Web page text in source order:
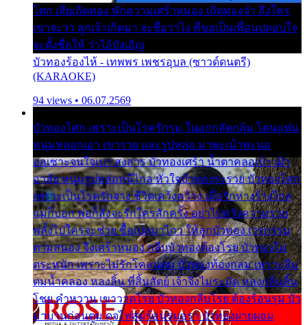
โศก เสียเถิดทอง พักความเศร้าหมอง เถิดทองจ๋า ถึงใคร
เขาจะว่า ลูกเจ้าเกิดมา จะชื่อว่าไง พี่ขอเป็นเพื่อนปลอบใจ
จะตั้งชื่อให้ ว่าไอ้บังเอิญ
บัวทองร้องไห้ - เทพพร เพชรอุบล (ซาวด์ดนตรี)
(KARAOKE)
94 views • 06.07.2569
บัวทองโศก เพราะเป็นโรครักรุม ในอกกลัดกลุ้ม โดนแฟน
หนุ่มหลอกเอา เขารวย และรูปหล่อ มาพะเน้าพะนอ
ออเซาะจนใจเบา สงสาร บัวทองเศร้า น้ำตาคลอเบ้า เฝ้า
อาลัย หนุ่มรูปหล่อหนีไกล หัวใจบัวทองระรวย บัวทองโศก
เพราะเป็นโรครักจาง ชีวิตเคว้งคว้าง เมื่อรักห่างร้างไกล
แม่ก็บอก พ่อก็สั่งจะรักใครสักครั้ง อย่าไปหวังความรวย
พลั้งไปใครจะช่วย ซื้อเปลมาไกว ให้ลูกบัวทอง เวรกรรม
ตามสนอง จึงเศร้าหมอง กลีบบัวทองต้องโรย บัวทองไม่
ตระหนัก เพราะไม่รักโคลนตม บัวทองท้องกลม เพราะลืม
ตมน้ำคลอง หลงลิ้น ที่สิ้นสัตย์ เจ้าจึงไม่ระมัด หลงกลิ่นลิ้น
โชย คำหวาน เขาวาดโรย บัวทองกลีบโรย ต้องร้อนรุม บัว
มาบานก่อนตูม ดุจไฟสุมร้อนรุมอุรา บัวทองผ่ายผอม